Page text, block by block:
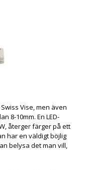
Vise, men även
8-10mm. En LED-
återger färger på ett
har en väldigt böjlig
belysa det man vill,